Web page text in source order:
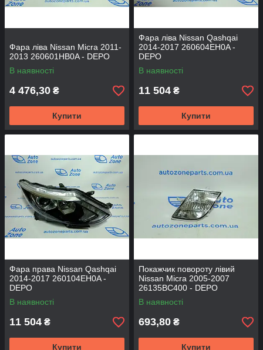
Фара ліва Nissan Micra 2011-
2013 260601HB0A - DEPO
В наявності
4 476,30 ₴
Купити
Фара ліва Nissan Qashqai
2014-2017 260604EH0A -
DEPO
В наявності
11 504 ₴
Купити
Фара права Nissan Qashqai
2014-2017 260104EH0A -
DEPO
В наявності
11 504 ₴
Купити
Покажчик повороту лівий
Nissan Micra 2005-2007
26135BC400 - DEPO
В наявності
693,80 ₴
Купити